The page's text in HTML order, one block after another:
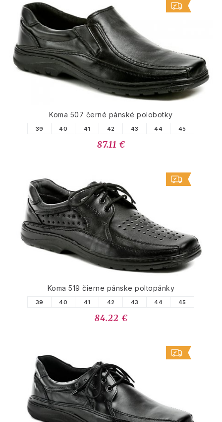
Koma 507 černé pánské polobotky
39 40 41 42 43 44 45
87.11 €
Koma 519 čierne pánske poltopánky
39 40 41 42 43 44 45
84.22 €